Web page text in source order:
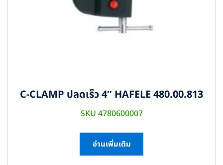
C-CLAMP ปลดเร็ว 4″ HAFELE 480.00.813
SKU 4780600007
อ่านเพิ่มเติม